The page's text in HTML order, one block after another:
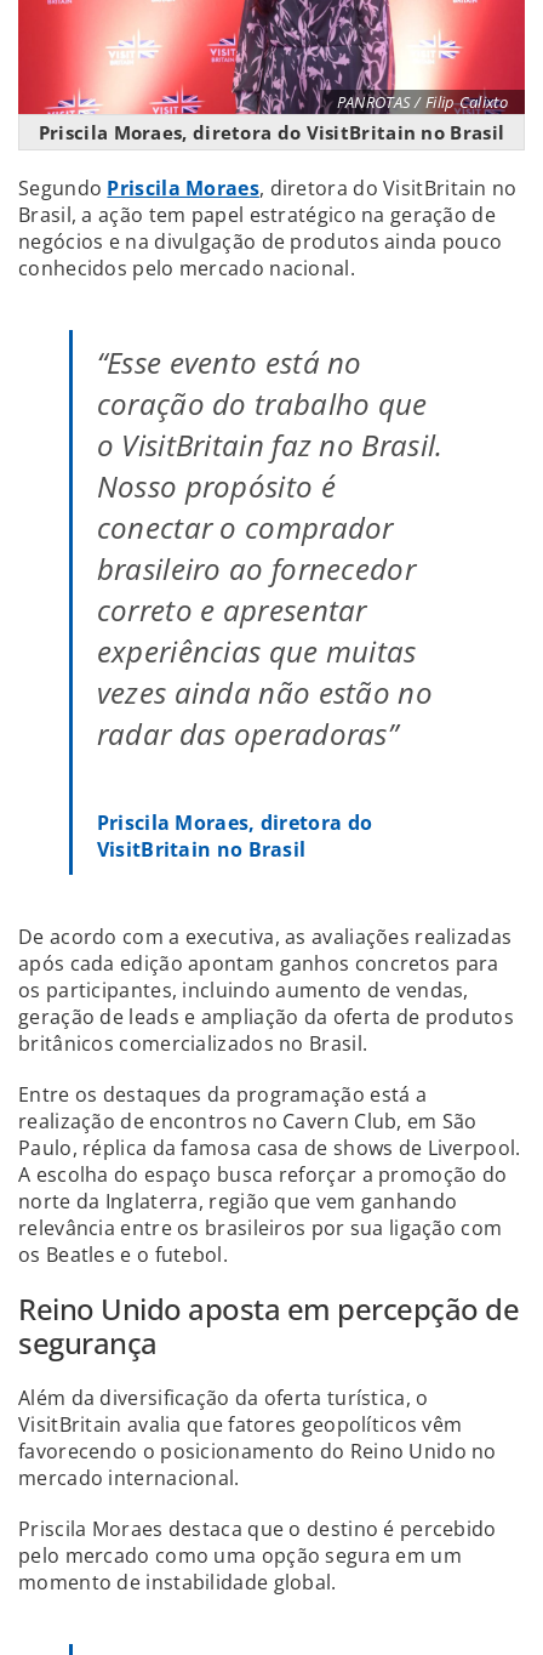
PANROTAS / Filip Calixto
Priscila Moraes, diretora do VisitBritain no Brasil
Segundo Priscila Moraes, diretora do VisitBritain no
Brasil, a ação tem papel estratégico na geração de
negócios e na divulgação de produtos ainda pouco
conhecidos pelo mercado nacional.
“Esse evento está no
coração do trabalho que
o VisitBritain faz no Brasil.
Nosso propósito é
conectar o comprador
brasileiro ao fornecedor
correto e apresentar
experiências que muitas
vezes ainda não estão no
radar das operadoras”
Priscila Moraes, diretora do
VisitBritain no Brasil
De acordo com a executiva, as avaliações realizadas
após cada edição apontam ganhos concretos para
os participantes, incluindo aumento de vendas,
geração de leads e ampliação da oferta de produtos
britânicos comercializados no Brasil.
Entre os destaques da programação está a
realização de encontros no Cavern Club, em São
Paulo, réplica da famosa casa de shows de Liverpool.
A escolha do espaço busca reforçar a promoção do
norte da Inglaterra, região que vem ganhando
relevância entre os brasileiros por sua ligação com
os Beatles e o futebol.
Reino Unido aposta em percepção de
segurança
Além da diversificação da oferta turística, o
VisitBritain avalia que fatores geopolíticos vêm
favorecendo o posicionamento do Reino Unido no
mercado internacional.
Priscila Moraes destaca que o destino é percebido
pelo mercado como uma opção segura em um
momento de instabilidade global.